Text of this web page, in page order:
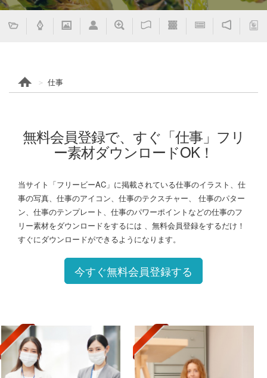
仕事
無料会員登録で、すぐ「仕事」フリ
ー素材ダウンロードOK！
当サイト「フリービーAC」に掲載されている仕事のイラスト、仕
事の写真、仕事のアイコン、仕事のテクスチャー、 仕事のパター
ン、仕事のテンプレート、仕事のパワーポイントなどの仕事のフ
リー素材をダウンロードをするには 、無料会員登録をするだけ！
すぐにダウンロードができるようになります。
今すぐ無料会員登録する